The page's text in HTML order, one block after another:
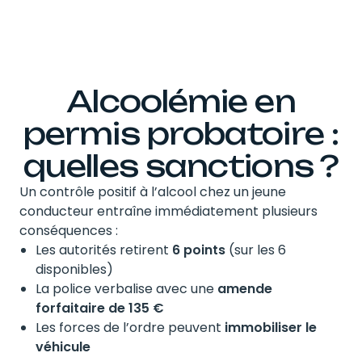
Alcoolémie en
permis probatoire :
quelles sanctions ?
Un contrôle positif à l’alcool chez un jeune
conducteur entraîne immédiatement plusieurs
conséquences :
Les autorités retirent 6 points (sur les 6
disponibles)
La police verbalise avec une amende
forfaitaire de 135 €
Les forces de l’ordre peuvent immobiliser le
véhicule